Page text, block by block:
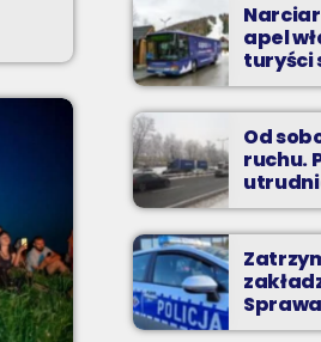
apel
turyści
Od
ruchu.